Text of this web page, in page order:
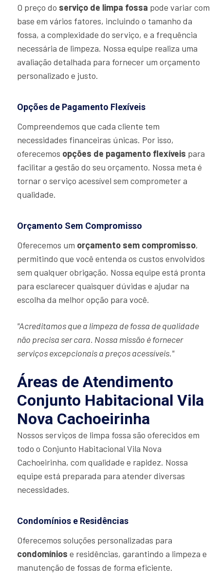
O preço do serviço de limpa fossa pode variar com
base em vários fatores, incluindo o tamanho da
fossa, a complexidade do serviço, e a frequência
necessária de limpeza. Nossa equipe realiza uma
avaliação detalhada para fornecer um orçamento
personalizado e justo.
Opções de Pagamento Flexíveis
Compreendemos que cada cliente tem
necessidades financeiras únicas. Por isso,
oferecemos opções de pagamento flexíveis para
facilitar a gestão do seu orçamento. Nossa meta é
tornar o serviço acessível sem comprometer a
qualidade.
Orçamento Sem Compromisso
Oferecemos um orçamento sem compromisso,
permitindo que você entenda os custos envolvidos
sem qualquer obrigação. Nossa equipe está pronta
para esclarecer quaisquer dúvidas e ajudar na
escolha da melhor opção para você.
"Acreditamos que a limpeza de fossa de qualidade
não precisa ser cara. Nossa missão é fornecer
serviços excepcionais a preços acessíveis."
Áreas de Atendimento
Conjunto Habitacional Vila
Nova Cachoeirinha
Nossos serviços de limpa fossa são oferecidos em
todo o Conjunto Habitacional Vila Nova
Cachoeirinha, com qualidade e rapidez. Nossa
equipe está preparada para atender diversas
necessidades.
Condomínios e Residências
Oferecemos soluções personalizadas para
condomínios e residências, garantindo a limpeza e
manutenção de fossas de forma eficiente.